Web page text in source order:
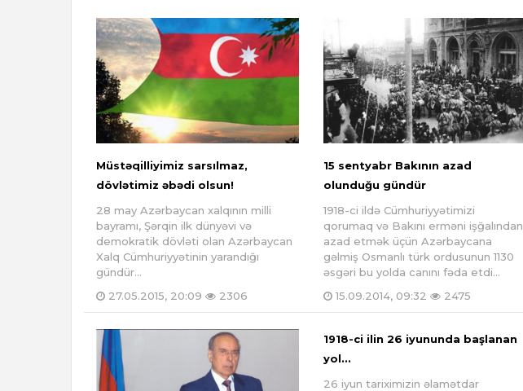
Müstəqilliyimiz sarsılmaz,
dövlətimiz əbədi olsun!
28 may Azərbaycan xalqının milli
bayramı, Şərqin ilk dünyəvi və
demokratik dövləti olan Azərbaycan
Xalq Cümhuriyyətinin yarandığı
gündür...
27.05.2015, 20:09
2306
15 sentyabr Bakının azad
olunduğu gündür
1918-ci ildə Cümhuriyyətimizi
qorumaq və Bakını erməni işğalından
azad etmək üçün Azərbaycana
gəlmiş Osmanlı türk ordusunun 1130
əsgəri bu yolda canını fəda etdi...
15.09.2014, 09:32
2475
1918-ci ilin 26 iyununda başlanan
yol...
26 iyun tariximizin əlamətdar